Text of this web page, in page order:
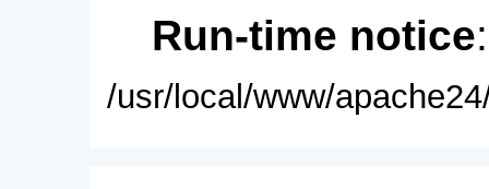
Run-time notice
/usr/local/www/